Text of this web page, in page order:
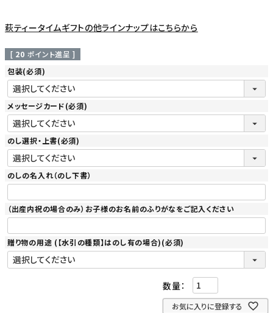
萩ティータイムギフトの他ラインナップはこちらから
[ 20 ポイント進呈 ]
包装(必須)
メッセージカード(必須)
のし選択・上書(必須)
のしの名入れ（のし下書）
（出産内祝の場合のみ）お子様のお名前のふりがなをご記入ください
贈り物の用途 (【水引の種類】はのし有の場合)(必須)
お気に入りに登録する